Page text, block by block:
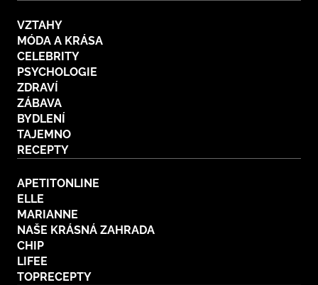
VZTAHY
MÓDA A KRÁSA
CELEBRITY
PSYCHOLOGIE
ZDRAVÍ
ZÁBAVA
BYDLENÍ
TAJEMNO
RECEPTY
APETITONLINE
ELLE
MARIANNE
NAŠE KRÁSNÁ ZAHRADA
CHIP
LIFEE
TOPRECEPTY